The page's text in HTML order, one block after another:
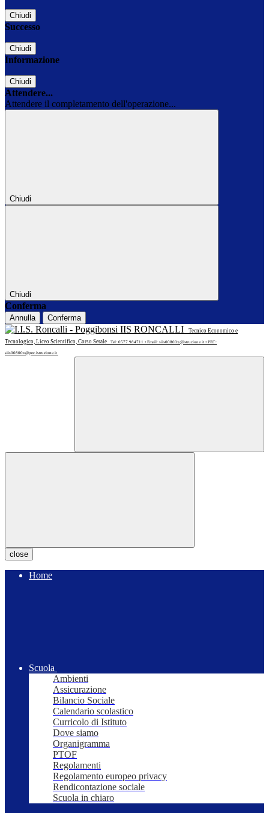
Chiudi
Successo
Chiudi
Informazione
Chiudi
Attendere...
Attendere il completamento dell'operazione...
Chiudi
Chiudi
Conferma
Annulla Conferma
IIS RONCALLI
Tecnico Economico e
Tecnologico, Liceo Scientifico, Corso Serale
Tel: 0577 984711 • Email: siis00800x@istruzione.it • PEC:
siis00800x@pec.istruzione.it
close
Home
Scuola
Ambienti
Assicurazione
Bilancio Sociale
Calendario scolastico
Curricolo di Istituto
Dove siamo
Organigramma
PTOF
Regolamenti
Regolamento europeo privacy
Rendicontazione sociale
Scuola in chiaro